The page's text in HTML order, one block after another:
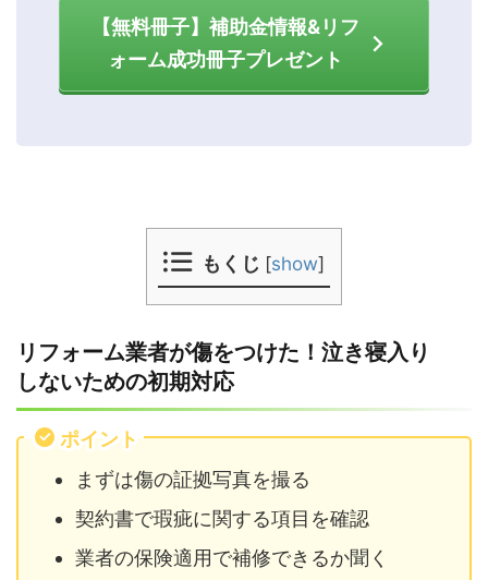
【無料冊子】補助金情報&リフ
ォーム成功冊子プレゼント
もくじ [show]
リフォーム業者が傷をつけた！泣き寝入り
しないための初期対応
ポイント
まずは傷の証拠写真を撮る
契約書で瑕疵に関する項目を確認
業者の保険適用で補修できるか聞く